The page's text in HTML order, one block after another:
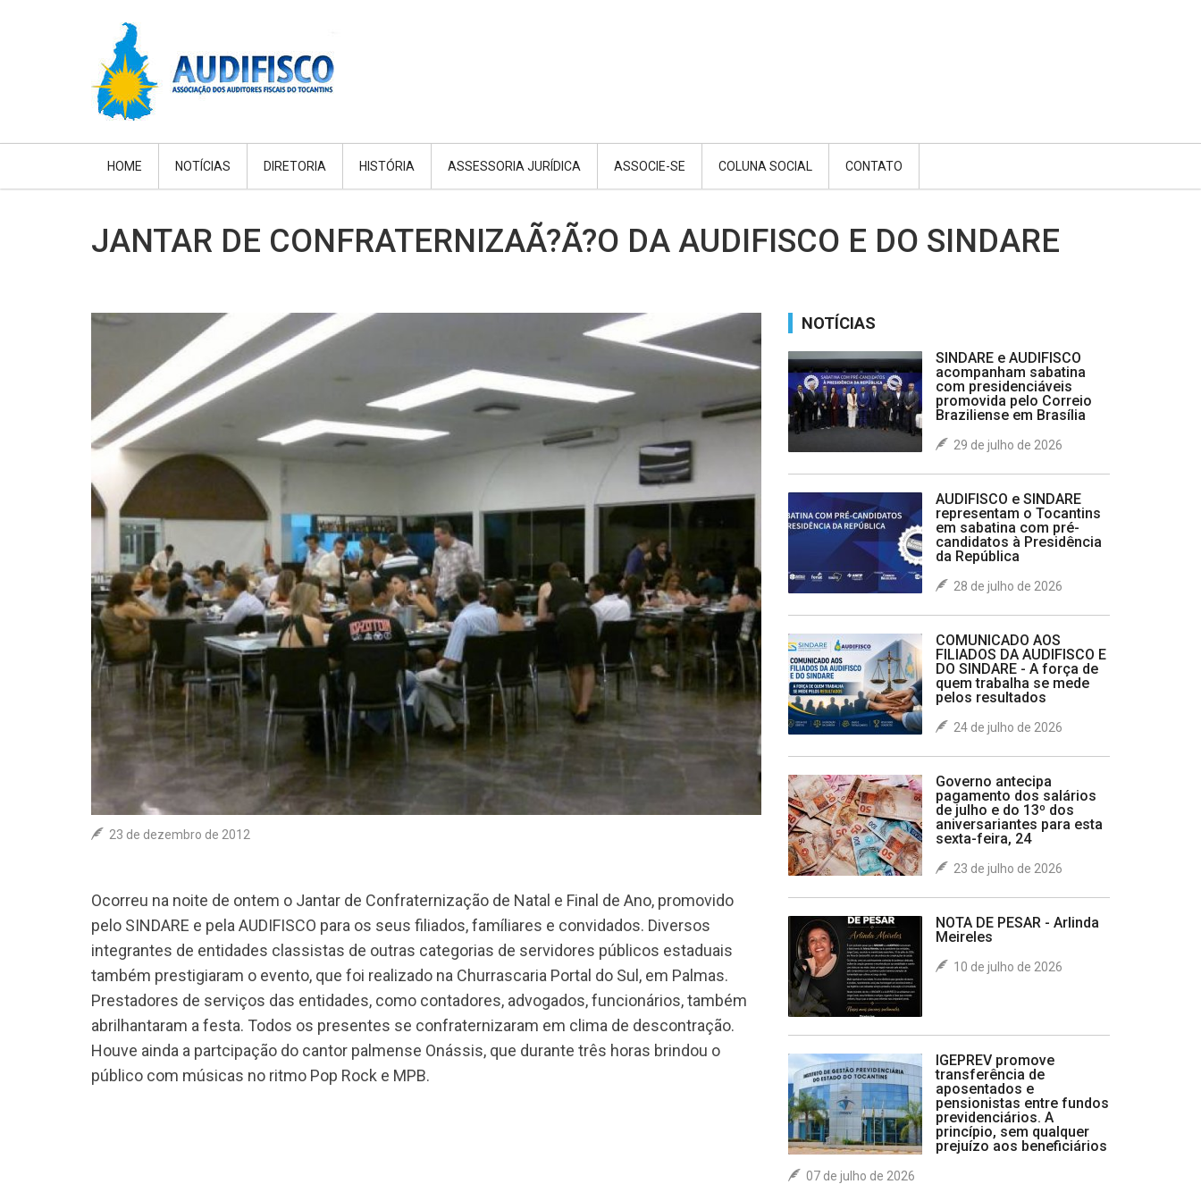
HOME NOTÍCIAS DIRETORIA HISTÓRIA ASSESSORIA JURÍDICA ASSOCIE-SE COLUNA SOCIAL CONTATO
JANTAR DE CONFRATERNIZAÃ?Ã?O DA AUDIFISCO E DO SINDARE
23 de dezembro de 2012
Ocorreu na noite de ontem o Jantar de Confraternização de Natal e Final de Ano, promovido
pelo SINDARE e pela AUDIFISCO para os seus filiados, famíliares e convidados. Diversos
integrantes de entidades classistas de outras categorias de servidores públicos estaduais
também prestigiaram o evento, que foi realizado na Churrascaria Portal do Sul, em Palmas.
Prestadores de serviços das entidades, como contadores, advogados, funcionários, também
abrilhantaram a festa. Todos os presentes se confraternizaram em clima de descontração.
Houve ainda a partcipação do cantor palmense Onássis, que durante três horas brindou o
público com músicas no ritmo Pop Rock e MPB.
NOTÍCIAS
SINDARE e AUDIFISCO
acompanham sabatina
com presidenciáveis
promovida pelo Correio
Braziliense em Brasília
29 de julho de 2026
AUDIFISCO e SINDARE
representam o Tocantins
em sabatina com pré-
candidatos à Presidência
da República
28 de julho de 2026
COMUNICADO AOS
FILIADOS DA AUDIFISCO E
DO SINDARE - A força de
quem trabalha se mede
pelos resultados
24 de julho de 2026
Governo antecipa
pagamento dos salários
de julho e do 13º dos
aniversariantes para esta
sexta-feira, 24
23 de julho de 2026
NOTA DE PESAR - Arlinda
Meireles
10 de julho de 2026
IGEPREV promove
transferência de
aposentados e
pensionistas entre fundos
previdenciários. A
princípio, sem qualquer
prejuízo aos beneficiários
07 de julho de 2026